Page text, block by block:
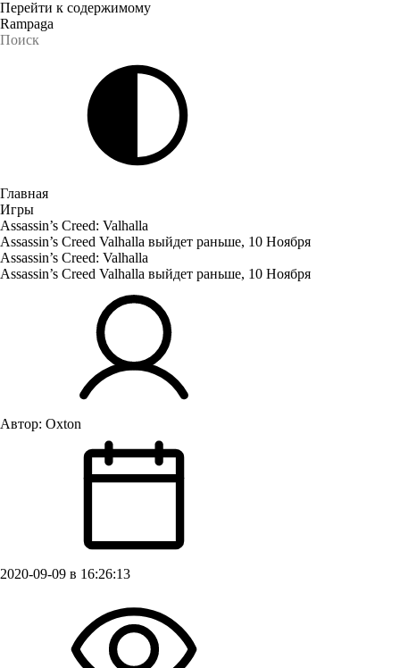
Перейти к содержимому
Rampaga
Главная
Игры
Assassin’s Creed: Valhalla
Assassin’s Creed Valhalla выйдет раньше, 10 Ноября
Assassin’s Creed: Valhalla
Assassin’s Creed Valhalla выйдет раньше, 10 Ноября
Автор: Oxton
2020-09-09 в 16:26:13